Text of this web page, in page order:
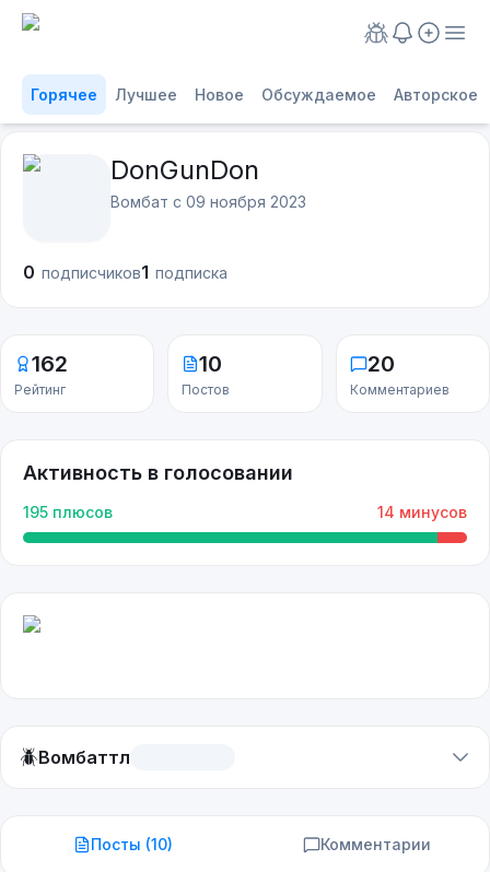
Горячее Лучшее Новое Обсуждаемое Авторское
DonGunDon
Вомбат с 09 ноября 2023
0 подписчиков1 подписка
162
Рейтинг
10
Постов
20
Комментариев
Активность в голосовании
195 плюсов 14 минусов
🪲Вомбаттл
Посты (10) Комментарии